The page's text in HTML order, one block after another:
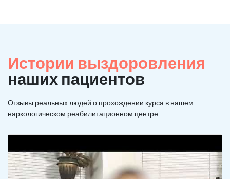
Истории выздоровления
наших пациентов
Отзывы реальных людей о прохождении курса в нашем
наркологическом реабилитационном центре